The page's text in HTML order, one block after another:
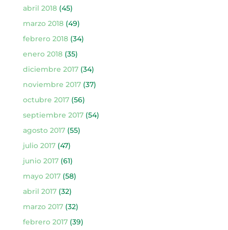
abril 2018(45)
marzo 2018(49)
febrero 2018(34)
enero 2018(35)
diciembre 2017(34)
noviembre 2017(37)
octubre 2017(56)
septiembre 2017(54)
agosto 2017(55)
julio 2017(47)
junio 2017(61)
mayo 2017(58)
abril 2017(32)
marzo 2017(32)
febrero 2017(39)